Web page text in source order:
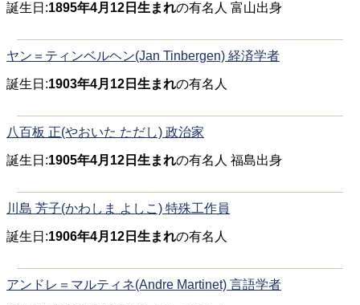
誕生日:1895年4月12日生まれの有名人 富山出身
ヤン＝ティンベルヘン(Jan Tinbergen) 経済学者
誕生日:1903年4月12日生まれの有名人
八百板 正(やおいた ただし) 政治家
誕生日:1905年4月12日生まれの有名人 福島出身
川島 芳子(かわしま よしこ) 特殊工作員
誕生日:1906年4月12日生まれの有名人
アンドレ＝マルティネ(Andre Martinet) 言語学者